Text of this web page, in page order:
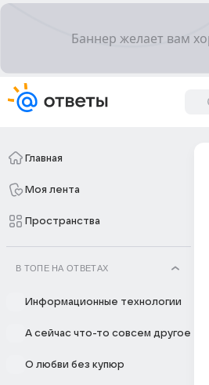
Главная
Моя лента
Пространства
В ТОПЕ НА ОТВЕТАХ
Информационные технологии
А сейчас что-то совсем другое
О любви без купюр